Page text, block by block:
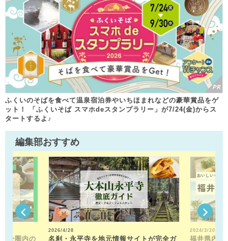
ふくいのそばを食べて温泉宿泊券やいちほまれなどの豪華賞品をゲ
ット！ 「ふくいそば スマホdeスタンプラリー」が7/24(金)からス
タートするよ♪
編集部おすすめ
分圏内の
2026/4/28
名刹・永平寺を地元情報サイトが完全ガ
2024/3/20
福井県内の